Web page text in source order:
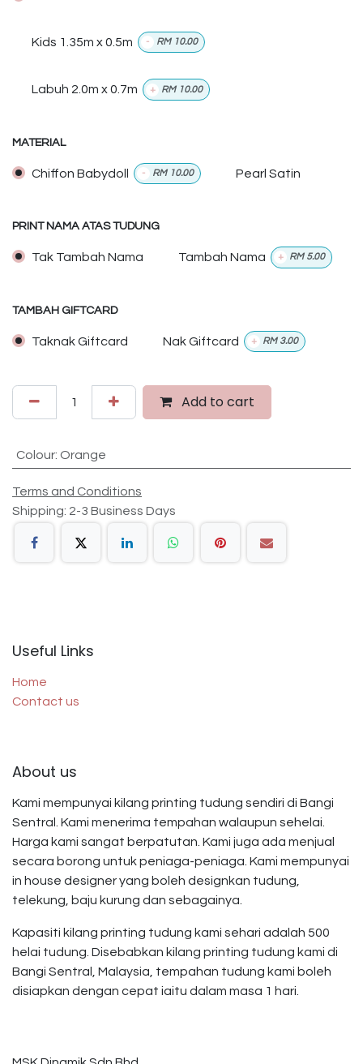
Kids 1.35m x 0.5m - RM 10.00
Labuh 2.0m x 0.7m + RM 10.00
MATERIAL
Chiffon Babydoll - RM 10.00 Pearl Satin
PRINT NAMA ATAS TUDUNG
Tak Tambah Nama Tambah Nama + RM 5.00
TAMBAH GIFTCARD
Taknak Giftcard Nak Giftcard + RM 3.00
Add to cart
Colour: Orange
Terms and Conditions
Shipping: 2-3 Business Days
Useful Links
Home
Contact us
About us
Kami mempunyai kilang printing tudung sendiri di Bangi
Sentral. Kami menerima tempahan walaupun sehelai.
Harga kami sangat berpatutan. Kami juga ada menjual
secara borong untuk peniaga-peniaga. Kami mempunyai
in house designer yang boleh designkan tudung,
telekung, baju kurung dan sebagainya.
Kapasiti kilang printing tudung kami sehari adalah 500
helai tudung. Disebabkan kilang printing tudung kami di
Bangi Sentral, Malaysia, tempahan tudung kami boleh
disiapkan dengan cepat iaitu dalam masa 1 hari.